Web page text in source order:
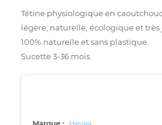
Tétine physiologique en
légère, naturelle, écologique et très
100% naturelle et sans plastique.
Sucette 3-36 mois.